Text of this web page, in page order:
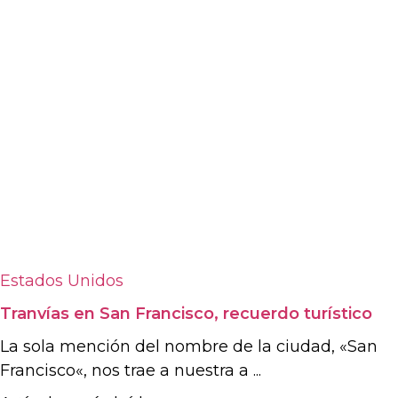
Estados Unidos
Tranvías en San Francisco, recuerdo turístico
La sola mención del nombre de la ciudad, «San
Francisco«, nos trae a nuestra a ...